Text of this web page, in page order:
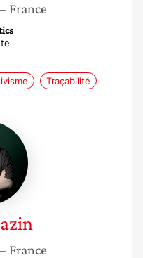
– France
Traçabilité
– France